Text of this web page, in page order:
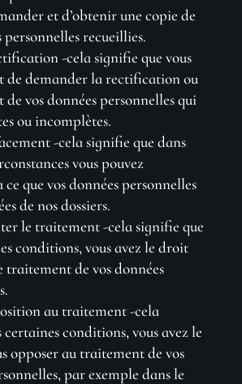
et d’obtenir une copie de
personnelles recueillies.
-cela signifie que vous
de demander la rectification ou
de vos données personnelles qui
ou incomplètes.
-cela signifie que dans
vous pouvez
que vos données personnelles
de nos dossiers.
le traitement -cela signifie que
conditions, vous avez le droit
de vos données
au traitement -cela
certaines conditions, vous avez le
opposer au traitement de vos
par exemple dans le